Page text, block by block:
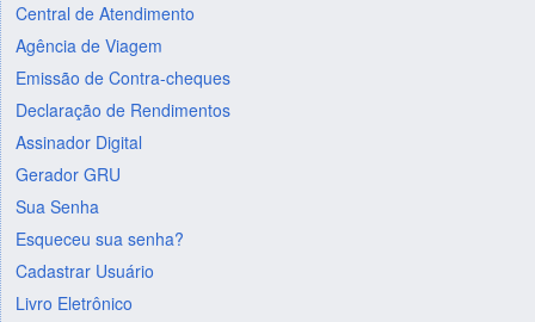
Central de Atendimento
Agência de Viagem
Emissão de Contra-cheques
Declaração de Rendimentos
Assinador Digital
Gerador GRU
Sua Senha
Esqueceu sua senha?
Cadastrar Usuário
Livro Eletrônico